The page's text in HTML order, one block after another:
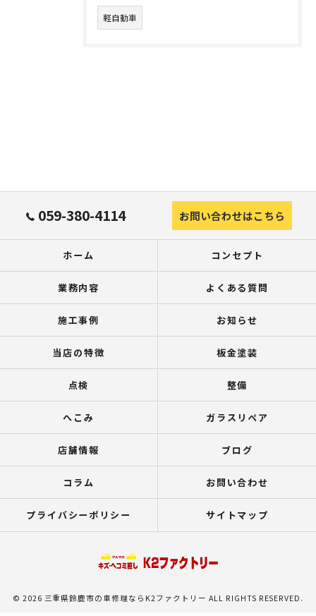
軽自動車
059-380-4114 お問い合わせはこちら
ホーム コンセプト
業務内容 よくある質問
施工事例 お知らせ
当店の特徴 板金塗装
点検 整備
へこみ ガラスリペア
店舗情報 ブログ
コラム お問い合わせ
プライバシーポリシー サイトマップ
© 2026 三重県鈴鹿市の車修理ならK2ファクトリー ALL RIGHTS RESERVED.